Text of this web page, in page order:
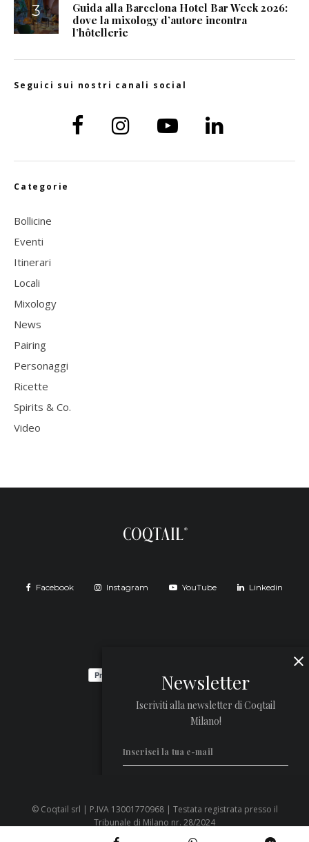
Guida alla Barcelona Hotel Bar Week 2026:
dove la mixology d’autore incontra
l’hôtellerie
Seguici sui nostri canali social
Categorie
Bollicine
Eventi
Itinerari
Locali
Mixology
News
Pairing
Personaggi
Ricette
Spirits & Co.
Video
Facebook Instagram YouTube Linkedin
Newsletter
Iscriviti alla newsletter di Coqtail
Milano!
Privacy Policy
© Coqtail srl | P.IVA 13001770968 | Testata registrata presso il
Tribunale di Milano nr. 28/2024